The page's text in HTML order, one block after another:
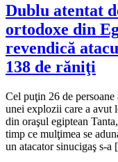
Dublu atentat
ortodoxe din
revendică
138 de răniţi
Cel puţin 26 de
unei explozii care a avut
din oraşul egiptean
timp ce mulţimea se
un atacator sinucigaş s-